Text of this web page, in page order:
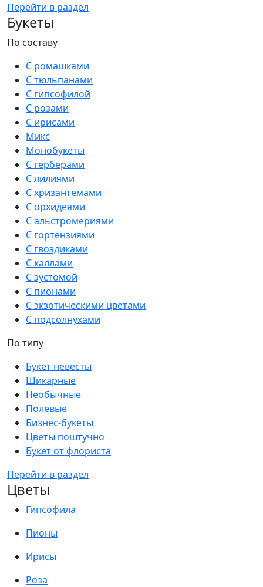
Перейти в раздел
Букеты
По составу
С ромашками
С тюльпанами
С гипсофилой
С розами
С ирисами
Микс
Монобукеты
С герберами
С лилиями
С хризантемами
С орхидеями
С альстромериями
С гортензиями
С гвоздиками
С каллами
С эустомой
С пионами
С экзотическими цветами
С подсолнухами
По типу
Букет невесты
Шикарные
Необычные
Полевые
Бизнес-букеты
Цветы поштучно
Букет от флориста
Перейти в раздел
Цветы
Гипсофила
Пионы
Ирисы
Роза